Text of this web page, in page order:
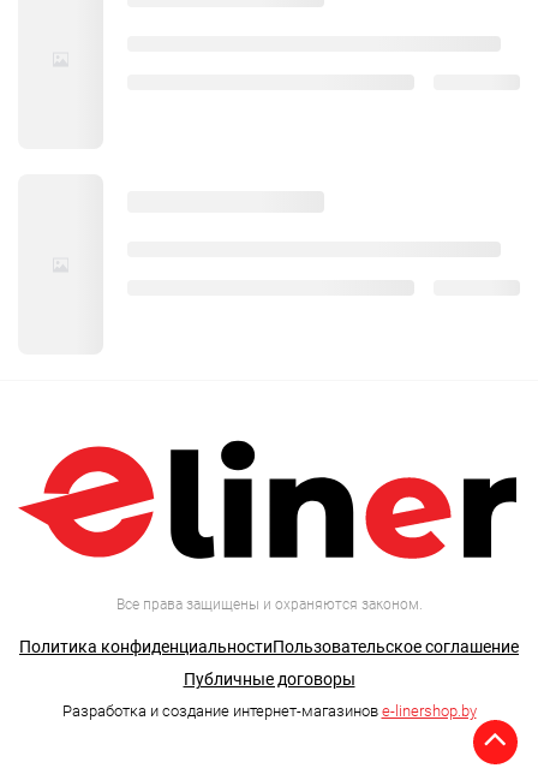
Все права защищены и охраняются законом.
Политика конфиденциальностиПользовательское соглашение
Публичные договоры
Разработка и создание интернет-магазинов e-linershop.by